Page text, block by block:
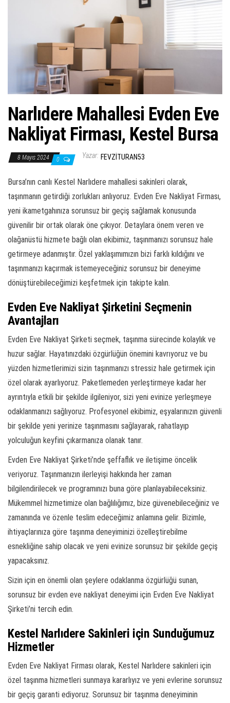
r
Narlıdere Mahallesi Evden Eve
Nakliyat Firması, Kestel Bursa
8 Mayıs 2024 0 Yazar: FEVZITURAN53
Bursa’nın canlı Kestel Narlıdere mahallesi sakinleri olarak,
taşınmanın getirdiği zorlukları anlıyoruz. Evden Eve Nakliyat Firması,
yeni ikametgahınıza sorunsuz bir geçiş sağlamak konusunda
güvenilir bir ortak olarak öne çıkıyor. Detaylara önem veren ve
olağanüstü hizmete bağlı olan ekibimiz, taşınmanızı sorunsuz hale
getirmeye adanmıştır. Özel yaklaşımımızın bizi farklı kıldığını ve
taşınmanızı kaçırmak istemeyeceğiniz sorunsuz bir deneyime
dönüştürebileceğimizi keşfetmek için takipte kalın.
Evden Eve Nakliyat Şirketini Seçmenin
Avantajları
Evden Eve Nakliyat Şirketi seçmek, taşınma sürecinde kolaylık ve
huzur sağlar. Hayatınızdaki özgürlüğün önemini kavrıyoruz ve bu
yüzden hizmetlerimizi sizin taşınmanızı stressiz hale getirmek için
özel olarak ayarlıyoruz. Paketlemeden yerleştirmeye kadar her
ayrıntıyla etkili bir şekilde ilgileniyor, sizi yeni evinize yerleşmeye
odaklanmanızı sağlıyoruz. Profesyonel ekibimiz, eşyalarınızın güvenli
bir şekilde yeni yerinize taşınmasını sağlayarak, rahatlayıp
yolculuğun keyfini çıkarmanıza olanak tanır.
Evden Eve Nakliyat Şirketi’nde şeffaflık ve iletişime öncelik
veriyoruz. Taşınmanızın ilerleyişi hakkında her zaman
bilgilendirilecek ve programınızı buna göre planlayabileceksiniz.
Mükemmel hizmetimize olan bağlılığımız, bize güvenebileceğiniz ve
zamanında ve özenle teslim edeceğimiz anlamına gelir. Bizimle,
ihtiyaçlarınıza göre taşınma deneyiminizi özelleştirebilme
esnekliğine sahip olacak ve yeni evinize sorunsuz bir şekilde geçiş
yapacaksınız.
Sizin için en önemli olan şeylere odaklanma özgürlüğü sunan,
sorunsuz bir evden eve nakliyat deneyimi için Evden Eve Nakliyat
Şirketi’ni tercih edin.
Kestel Narlıdere Sakinleri için Sunduğumuz
Hizmetler
Evden Eve Nakliyat Firması olarak, Kestel Narlıdere sakinleri için
özel taşınma hizmetleri sunmaya kararlıyız ve yeni evlerine sorunsuz
bir geçiş garanti ediyoruz. Sorunsuz bir taşınma deneyiminin